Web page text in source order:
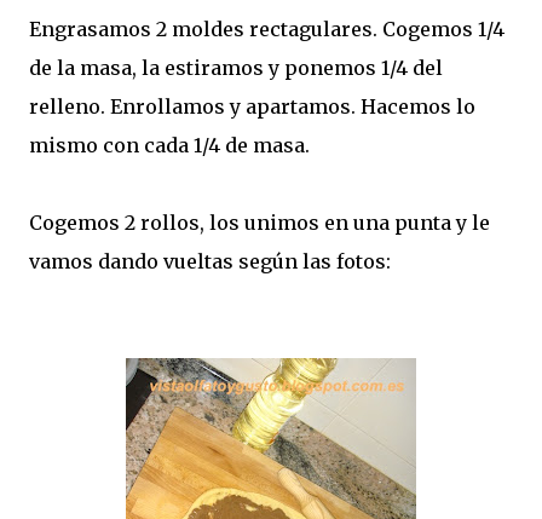
Engrasamos 2 moldes rectagulares. Cogemos 1/4
de la masa, la estiramos y ponemos 1/4 del
relleno. Enrollamos y apartamos. Hacemos lo
mismo con cada 1/4 de masa.
Cogemos 2 rollos, los unimos en una punta y le
vamos dando vueltas según las fotos: